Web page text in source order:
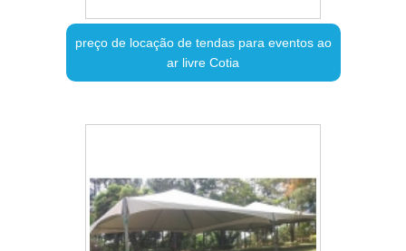
preço de locação de tendas para eventos ao
ar livre Cotia